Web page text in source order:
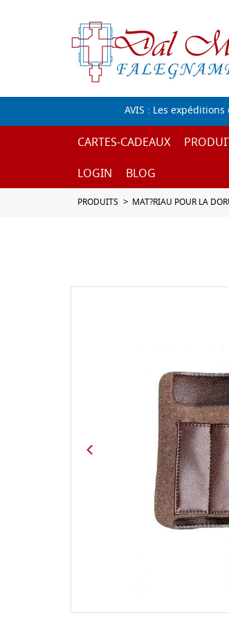
AVIS : Les
CARTES-CADEAUX
LOGIN
BLOG
PRODUITS MAT?RIAU POUR LA